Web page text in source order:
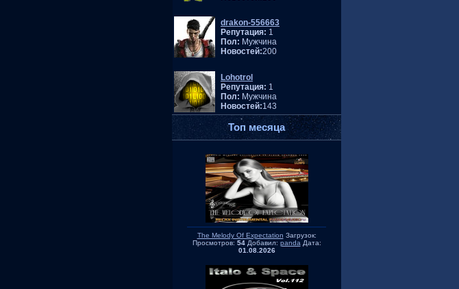
drakon-556663
Репутация: 1
Пол: Мужчина
Новостей:200
Lohotrol
Репутация: 1
Пол: Мужчина
Новостей:143
Топ месяца
The Melody Of Expectation Загрузок:
Просмотров: 54Добавил: panda Дата:
01.08.2026